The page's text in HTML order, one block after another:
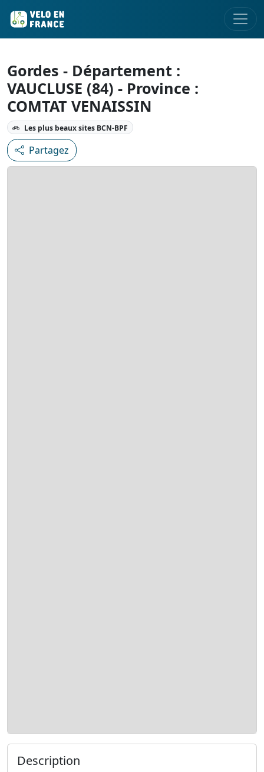
Gordes - Département :
VAUCLUSE (84) - Province :
COMTAT VENAISSIN
Les plus beaux sites BCN-BPF
Partagez
Description